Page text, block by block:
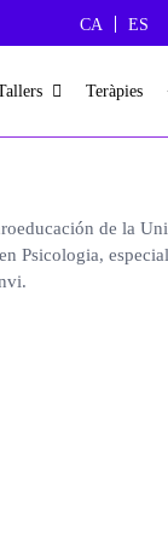
CA ES
Teràpies
de la
Psicologia,